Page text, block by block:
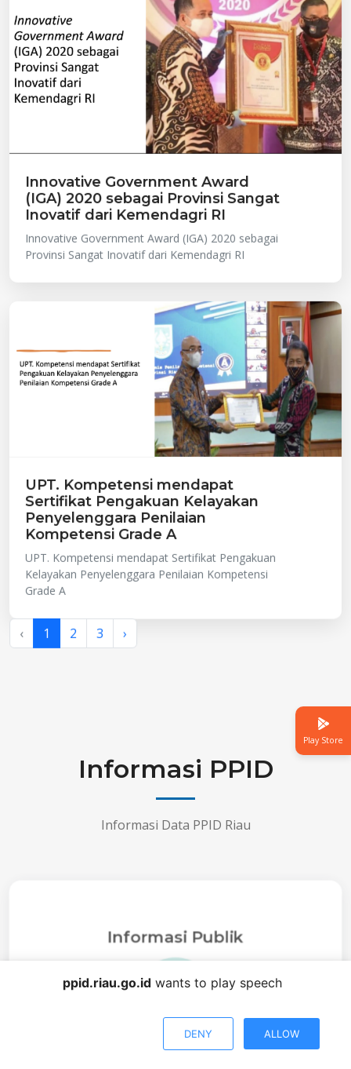
Innovative Government Award
(IGA) 2020 sebagai Provinsi Sangat
Inovatif dari Kemendagri RI
Innovative Government Award (IGA) 2020 sebagai
Provinsi Sangat Inovatif dari Kemendagri RI
UPT. Kompetensi mendapat
Sertifikat Pengakuan Kelayakan
Penyelenggara Penilaian
Kompetensi Grade A
UPT. Kompetensi mendapat Sertifikat Pengakuan
Kelayakan Penyelenggara Penilaian Kompetensi
Grade A
‹ 1 2 3 ›
Informasi PPID
Informasi Data PPID Riau
Informasi Publik
Play Store
ppid.riau.go.id wants to play speech
DENY ALLOW